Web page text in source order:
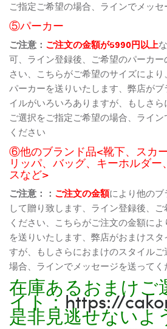
ご指定ご希望の場合、ラインでメッ
⑤パーカー
ご注意： ご注文の金額が5990円以上
可、ライン登録後、ご希望のパーカ
さい、こちらがご希望のサイズによ
パーカーを送りいたします、弊店が
イルがいろいろありますが、もしさ
ご選択をご指定ご希望の場合、ライ
ください
⑥他のブランド品<靴下、スカ
リッパ、バッグ、キーホルダ
スなど>
ご注意：： ご注文の金額により他のブ
して贈り致します、ライン登録後、
ください、こちらがご注文の金額に
を送りいたします、弊店がおまけス
すが、もしさらにおまけのスタイル
場合、ラインでメッセージを送ってく
在庫あるおまけご
イト：https://
是非見逃せないよ